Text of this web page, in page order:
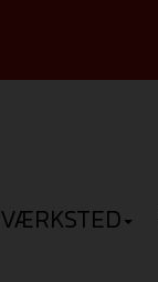
VÆRKSTED